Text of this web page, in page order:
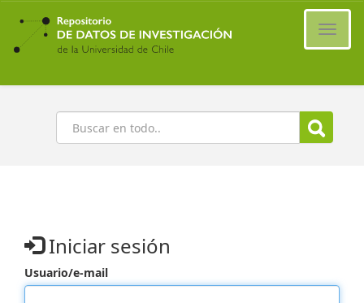
Ir
contenido
principal
Buscar
Iniciar sesión
Usuario/e-mail